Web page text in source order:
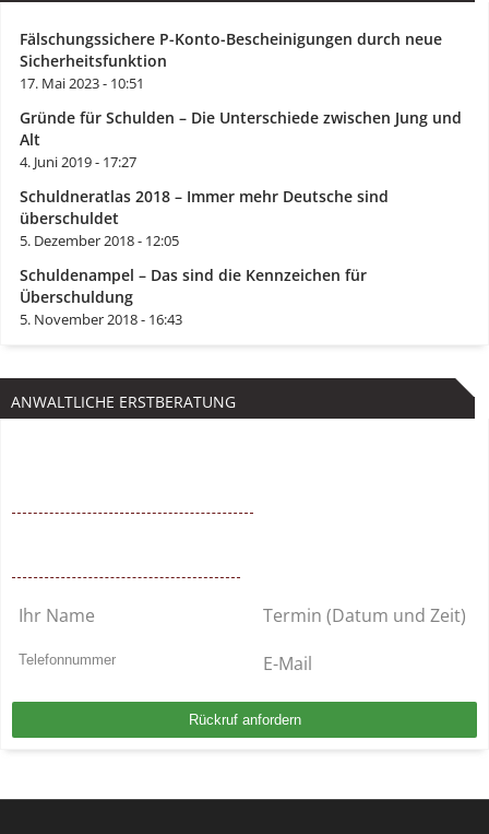
Fälschungssichere P-Konto-Bescheinigungen durch neue
Sicherheitsfunktion
17. Mai 2023 - 10:51
Gründe für Schulden – Die Unterschiede zwischen Jung und
Alt
4. Juni 2019 - 17:27
Schuldneratlas 2018 – Immer mehr Deutsche sind
überschuldet
5. Dezember 2018 - 12:05
Schuldenampel – Das sind die Kennzeichen für
Überschuldung
5. November 2018 - 16:43
ANWALTLICHE ERSTBERATUNG